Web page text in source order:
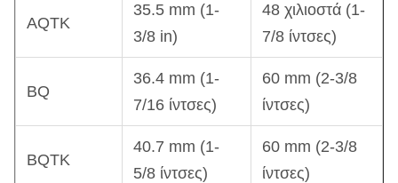
AQTK
35.5 mm (1-
3/8 in)
48 χιλιοστά (1-
7/8 ίντσες)
BQ
36.4 mm (1-
7/16 ίντσες)
60 mm (2-3/8
ίντσες)
BQTK
40.7 mm (1-
5/8 ίντσες)
60 mm (2-3/8
ίντσες)